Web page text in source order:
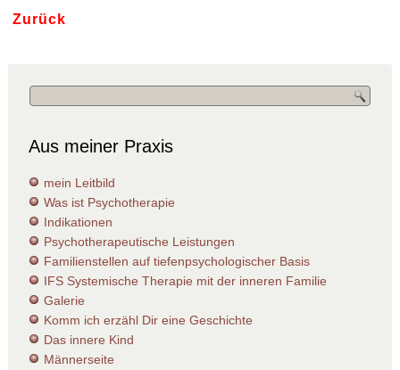
Zurück
Aus meiner Praxis
mein Leitbild
Was ist Psychotherapie
Indikationen
Psychotherapeutische Leistungen
Familienstellen auf tiefenpsychologischer Basis
IFS Systemische Therapie mit der inneren Familie
Galerie
Komm ich erzähl Dir eine Geschichte
Das innere Kind
Männerseite